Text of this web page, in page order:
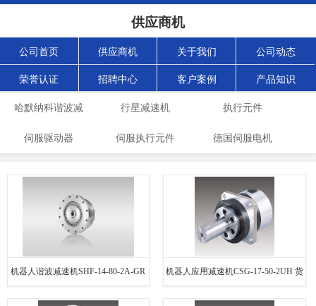
供应商机
公司首页 供应商机 关于我们 公司动态
荣誉认证 招聘中心 客户案例 产品知识
哈默纳科谐波减
速机
行星减速机 执行元件
伺服驱动器 伺服执行元件 德国伺服电机
机器人谐波减速机SHF-14-80-2A-GR
免费咨询
机器人应用减速机CSG-17-50-2UH 货
源充足